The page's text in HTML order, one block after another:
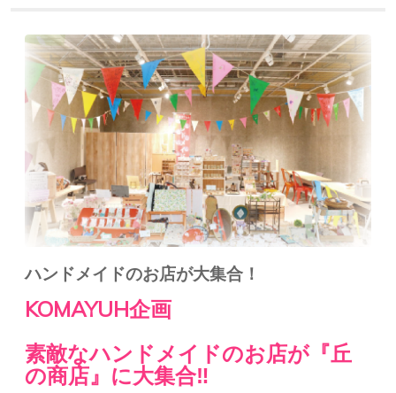
ハンドメイドのお店が大集合！
KOMAYUH企画
素敵なハンドメイドのお店が『丘
の商店』に大集合‼